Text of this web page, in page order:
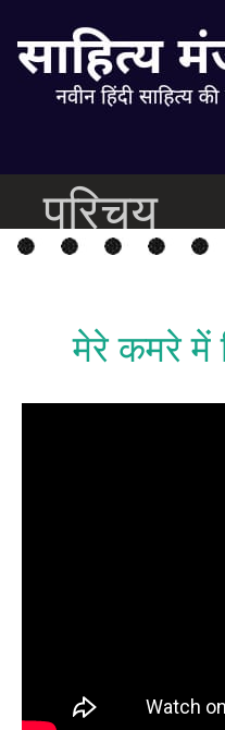
परिचय
मेरे कमरे में